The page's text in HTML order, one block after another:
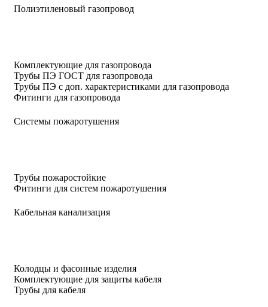
Полиэтиленовый газопровод
Комплектующие для газопровода
Трубы ПЭ ГОСТ для газопровода
Трубы ПЭ с доп. характеристиками для газопровода
Фитинги для газопровода
Системы пожаротушения
Трубы пожаростойкие
Фитинги для систем пожаротушения
Кабельная канализация
Колодцы и фасонные изделия
Комплектующие для защиты кабеля
Трубы для кабеля